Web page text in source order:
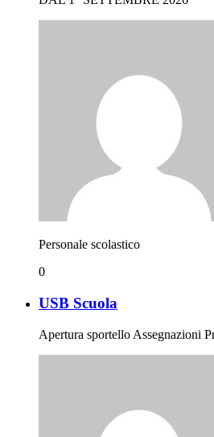
Personale scolastico
0
USB Scuola
Apertura sportello Assegnazioni